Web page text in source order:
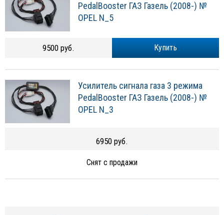
PedalBooster ГАЗ Газель (2008-) №
OPEL N_5
Купить
9500 руб.
Усилитель сигнала газа 3 режима
PedalBooster ГАЗ Газель (2008-) №
OPEL N_3
6950 руб.
Снят с продажи